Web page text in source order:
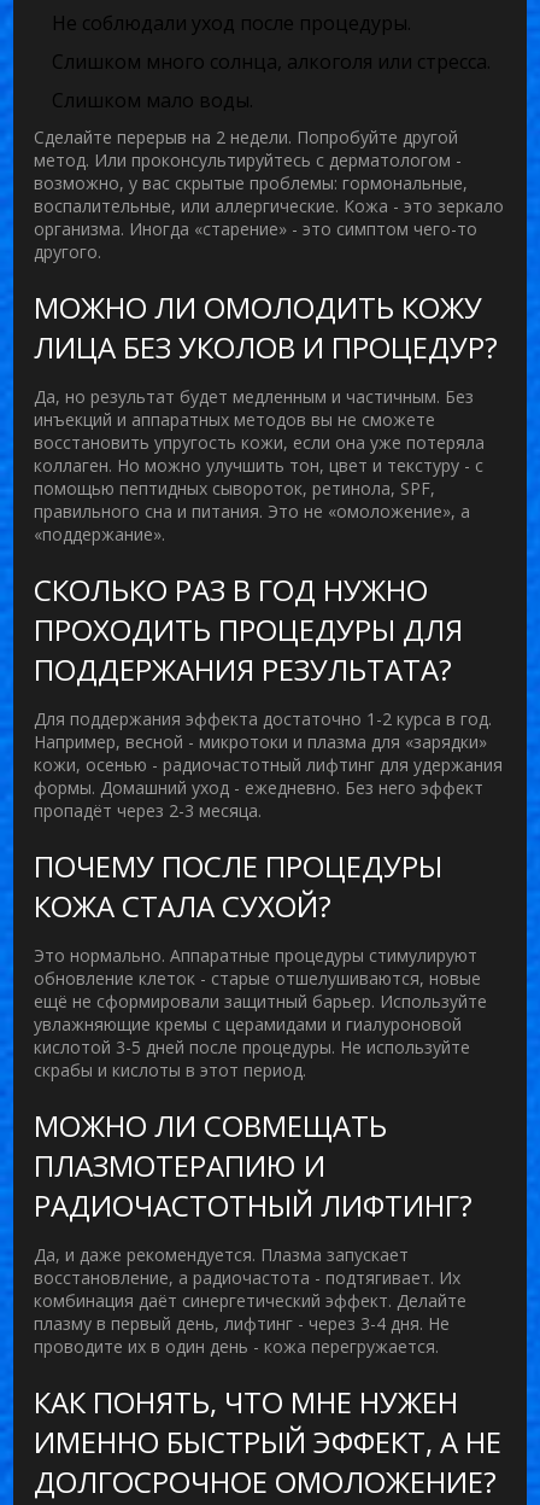
Не соблюдали уход после процедуры.
Слишком много солнца, алкоголя или стресса.
Слишком мало воды.
Сделайте перерыв на 2 недели. Попробуйте другой
метод. Или проконсультируйтесь с дерматологом -
возможно, у вас скрытые проблемы: гормональные,
воспалительные, или аллергические. Кожа - это зеркало
организма. Иногда «старение» - это симптом чего-то
другого.
МОЖНО ЛИ ОМОЛОДИТЬ КОЖУ
ЛИЦА БЕЗ УКОЛОВ И ПРОЦЕДУР?
Да, но результат будет медленным и частичным. Без
инъекций и аппаратных методов вы не сможете
восстановить упругость кожи, если она уже потеряла
коллаген. Но можно улучшить тон, цвет и текстуру - с
помощью пептидных сывороток, ретинола, SPF,
правильного сна и питания. Это не «омоложение», а
«поддержание».
СКОЛЬКО РАЗ В ГОД НУЖНО
ПРОХОДИТЬ ПРОЦЕДУРЫ ДЛЯ
ПОДДЕРЖАНИЯ РЕЗУЛЬТАТА?
Для поддержания эффекта достаточно 1-2 курса в год.
Например, весной - микротоки и плазма для «зарядки»
кожи, осенью - радиочастотный лифтинг для удержания
формы. Домашний уход - ежедневно. Без него эффект
пропадёт через 2-3 месяца.
ПОЧЕМУ ПОСЛЕ ПРОЦЕДУРЫ
КОЖА СТАЛА СУХОЙ?
Это нормально. Аппаратные процедуры стимулируют
обновление клеток - старые отшелушиваются, новые
ещё не сформировали защитный барьер. Используйте
увлажняющие кремы с церамидами и гиалуроновой
кислотой 3-5 дней после процедуры. Не используйте
скрабы и кислоты в этот период.
МОЖНО ЛИ СОВМЕЩАТЬ
ПЛАЗМОТЕРАПИЮ И
РАДИОЧАСТОТНЫЙ ЛИФТИНГ?
Да, и даже рекомендуется. Плазма запускает
восстановление, а радиочастота - подтягивает. Их
комбинация даёт синергетический эффект. Делайте
плазму в первый день, лифтинг - через 3-4 дня. Не
проводите их в один день - кожа перегружается.
КАК ПОНЯТЬ, ЧТО МНЕ НУЖЕН
ИМЕННО БЫСТРЫЙ ЭФФЕКТ, А НЕ
ДОЛГОСРОЧНОЕ ОМОЛОЖЕНИЕ?